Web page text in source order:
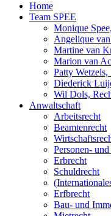
Home
Team SPEE
Monique
Angelique
Martine van
Marion van
Patty
Diederick
Wil Dols,
Anwaltschaft
Arbeitsrecht
Beamtenrecht
Personen-
Erbrecht
Schuldrecht
Erfbrecht
Bau- und